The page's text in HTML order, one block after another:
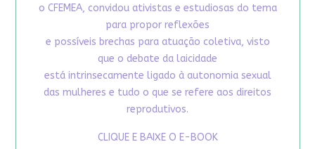
o CFEMEA, convidou ativistas e estudiosas do tema
para propor reflexões
e possíveis brechas para atuação coletiva, visto
que o debate da laicidade
está intrinsecamente ligado à autonomia sexual
das mulheres e tudo o que se refere aos direitos
reprodutivos.
CLIQUE E BAIXE O E-BOOK